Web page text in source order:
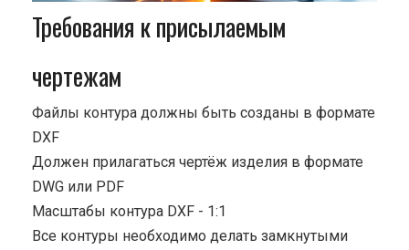
Требования к присылаемым
чертежам
Файлы контура должны быть созданы в формате
DXF
Должен прилагаться чертёж изделия в формате
DWG или PDF
Масштабы контура DXF - 1:1
Все контуры необходимо делать замкнутыми